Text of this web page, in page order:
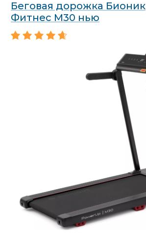
Беговая дорожка Бионик
Фитнес М30 нью